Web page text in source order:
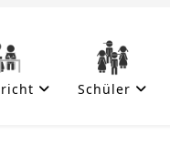
Schüler